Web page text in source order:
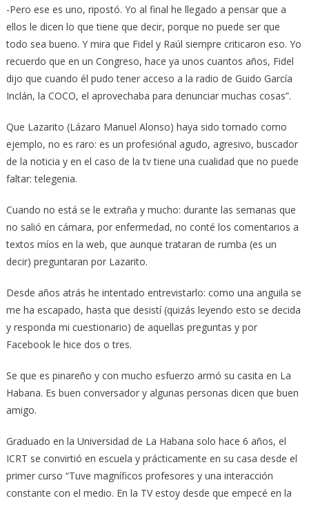
-Pero ese es uno, ripostó. Yo al final he llegado a pensar que a
ellos le dicen lo que tiene que decir, porque no puede ser que
todo sea bueno. Y mira que Fidel y Raúl siempre criticaron eso. Yo
recuerdo que en un Congreso, hace ya unos cuantos años, Fidel
dijo que cuando él pudo tener acceso a la radio de Guido García
Inclán, la COCO, el aprovechaba para denunciar muchas cosas”.
Que Lazarito (Lázaro Manuel Alonso) haya sido tomado como
ejemplo, no es raro: es un profesiónal agudo, agresivo, buscador
de la noticia y en el caso de la tv tiene una cualidad que no puede
faltar: telegenia.
Cuando no está se le extraña y mucho: durante las semanas que
no salió en cámara, por enfermedad, no conté los comentarios a
textos míos en la web, que aunque trataran de rumba (es un
decir) preguntaran por Lazarito.
Desde años atrás he intentado entrevistarlo: como una anguila se
me ha escapado, hasta que desistí (quizás leyendo esto se decida
y responda mi cuestionario) de aquellas preguntas y por
Facebook le hice dos o tres.
Se que es pinareño y con mucho esfuerzo armó su casita en La
Habana. Es buen conversador y algunas personas dicen que buen
amigo.
Graduado en la Universidad de La Habana solo hace 6 años, el
ICRT se convirtió en escuela y prácticamente en su casa desde el
primer curso “Tuve magníficos profesores y una interacción
constante con el medio. En la TV estoy desde que empecé en la